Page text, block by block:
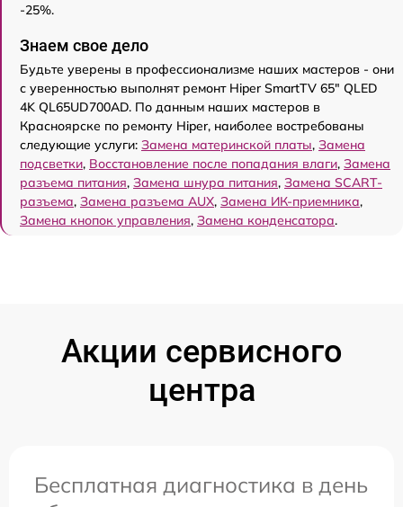
-25%.
Знаем свое дело
Будьте уверены в профессионализме наших мастеров - они
с уверенностью выполнят ремонт Hiper SmartTV 65" QLED
4K QL65UD700AD. По данным наших мастеров в
Красноярске по ремонту Hiper, наиболее востребованы
следующие услуги: Замена материнской платы, Замена
подсветки, Восстановление после попадания влаги, Замена
разъема питания, Замена шнура питания, Замена SCART-
разъема, Замена разъема AUX, Замена ИК-приемника,
Замена кнопок управления, Замена конденсатора.
Акции сервисного
центра
Бесплатная диагностика в день